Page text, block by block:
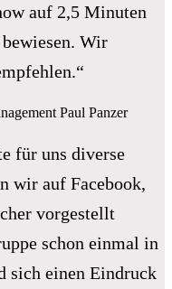
auf 2,5 Minuten
bewiesen. Wir
Paul Panzer
für uns diverse
wir auf Facebook,
vorgestellt
schon einmal in
sich einen Eindruck